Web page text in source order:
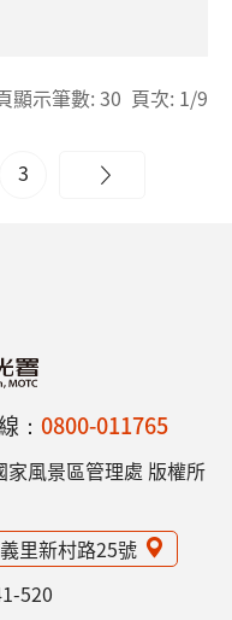
顯示筆數: 30 頁次: 1/9
3
： 0800-011765
風景區管理處 版權所
里新村路25號
520